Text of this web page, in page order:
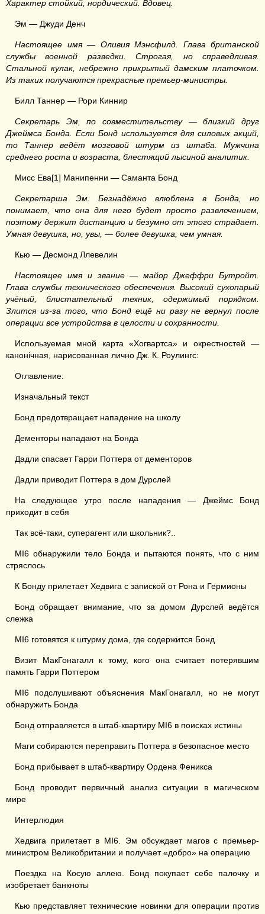
Характер стойкий, нордический. Вдовец.
Эм — Джуди Денч
Настоящее имя — Оливия Мэнсфилд. Глава британской
службы военной разведки. Строгая, но справедливая.
Стальной кулак, небрежно прикрытый дамским платочком.
Из таких получаются прекрасные премьер-министры.
Билл Таннер — Рори Киннир
Секретарь Эм, по совместительству — близкий друг
Джеймса Бонда. Если Бонд используется для силовых акций,
то Таннер ведёт мозговой штурм из штаба. Мужчина
среднего роста и возраста, блестящий лысиной аналитик.
Мисс Ева[1] Манипенни — Саманта Бонд
Секретарша Эм. Безнадёжно влюблена в Бонда, но
понимает, что она для него будет просто развлечением,
поэтому держит дистанцию и безумно от этого страдает.
Умная девушка, но, увы, — более девушка, чем умная.
Кью — Десмонд Ллевелин
Настоящее имя и звание — майор Джеффри Бутройт.
Глава службы технического обеспечения. Высокий сухопарый
учёный, блистательный техник, одержимый порядком.
Злится из-за того, что Бонд ещё ни разу не вернул после
операции все устройства в целости и сохранности.
Используемая мной карта «Хогвартса» и окрестностей —
канонiчная, нарисованная лично Дж. К. Роулингс:
Оглавление:
Изначальный текст
Бонд предотвращает нападение на школу
Дементоры нападают на Бонда
Дадли спасает Гарри Поттера от дементоров
Дадли приводит Поттера в дом Дурслей
На следующее утро после нападения — Джеймс Бонд
приходит в себя
Так всё-таки, суперагент или школьник?..
MI6 обнаружили тело Бонда и пытаются понять, что с ним
стряслось
К Бонду прилетает Хедвига с запиской от Рона и Гермионы
Бонд обращает внимание, что за домом Дурслей ведётся
слежка
MI6 готовятся к штурму дома, где содержится Бонд
Визит МакГонагалл к тому, кого она считает потерявшим
память Гарри Поттером
MI6 подслушивают объяснения МакГонагалл, но не могут
обнаружить Бонда
Бонд отправляется в штаб-квартиру MI6 в поисках истины
Маги собираются переправить Поттера в безопасное место
Бонд прибывает в штаб-квартиру Ордена Феникса
Бонд проводит первичный анализ ситуации в магическом
мире
Интерлюдия
Хедвига прилетает в MI6. Эм обсуждает магов с премьер-
министром Великобритании и получает «добро» на операцию
Поездка на Косую аллею. Бонд покупает себе палочку и
изобретает банкноты
Кью представляет технические новинки для операции против